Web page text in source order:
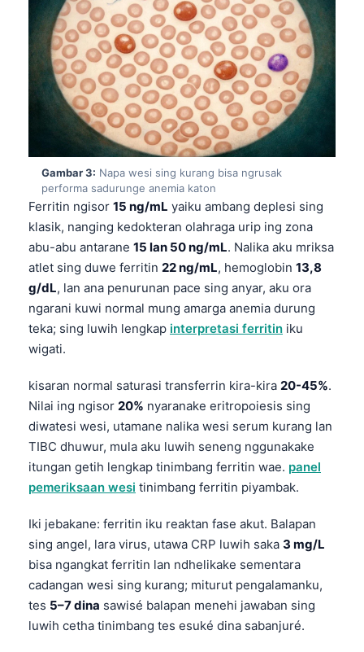
Gambar 3: Napa wesi sing kurang bisa ngrusak
performa sadurunge anemia katon
Ferritin ngisor 15 ng/mL yaiku ambang deplesi sing
klasik, nanging kedokteran olahraga urip ing zona
abu-abu antarane 15 lan 50 ng/mL. Nalika aku mriksa
atlet sing duwe ferritin 22 ng/mL, hemoglobin 13,8
g/dL, lan ana penurunan pace sing anyar, aku ora
ngarani kuwi normal mung amarga anemia durung
teka; sing luwih lengkap interpretasi ferritin iku
wigati.
kisaran normal saturasi transferrin kira-kira 20-45%.
Nilai ing ngisor 20% nyaranake eritropoiesis sing
diwatesi wesi, utamane nalika wesi serum kurang lan
TIBC dhuwur, mula aku luwih seneng nggunakake
itungan getih lengkap tinimbang ferritin wae. panel
pemeriksaan wesi tinimbang ferritin piyambak.
Iki jebakane: ferritin iku reaktan fase akut. Balapan
sing angel, lara virus, utawa CRP luwih saka 3 mg/L
bisa ngangkat ferritin lan ndhelikake sementara
cadangan wesi sing kurang; miturut pengalamanku,
tes 5–7 dina sawisé balapan menehi jawaban sing
luwih cetha tinimbang tes esuké dina sabanjuré.